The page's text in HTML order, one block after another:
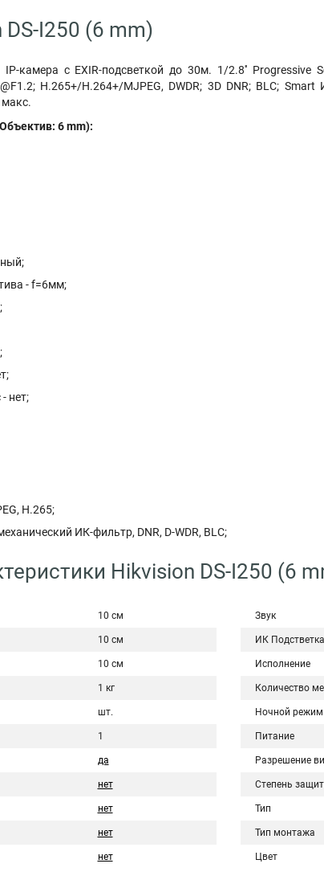
I250 (6 mm)
камера с EXIR-подсветкой до 30м. 1/2.8'' Progressive
H.265+/H.264+/MJPEG, DWDR; 3D DNR; BLC;
макс.
6 mm):
- f=6мм;
нет;
H.265;
ИК-фильтр, DNR, D-WDR, BLC;
Hikvision DS-I250 (6
10 см
10 см
10 см
1 кг
шт.
1
да
нет
нет
нет
нет
Звук
ИК Подстветка
Исполнение
Количество
Ночной режим
Питание
Разрешение
Степень
Тип
Тип монтажа
Цвет